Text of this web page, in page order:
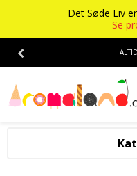
Det Søde Liv
Se
ALTID